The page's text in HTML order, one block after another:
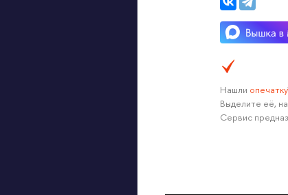
Нашли опечатку
Выделите её,
Сервис